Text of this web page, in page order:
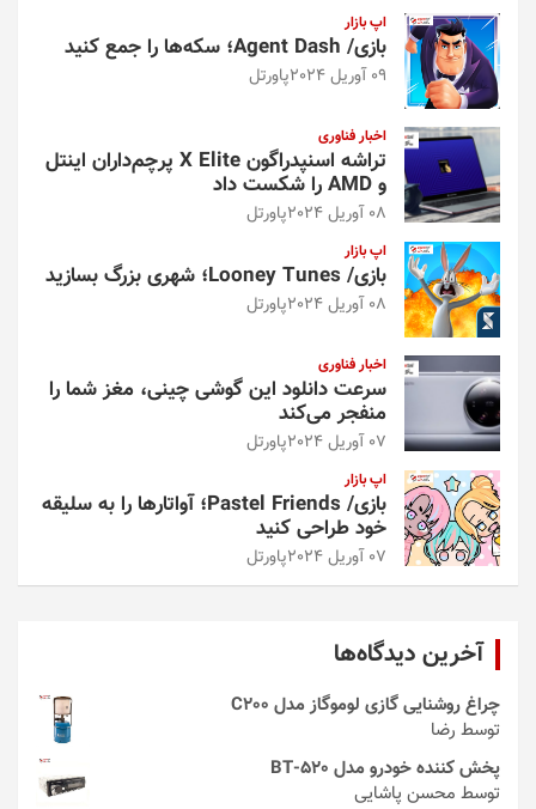
اپ بازار
بازی/ Agent Dash؛ سکه‌ها را جمع کنید
09 آوریل 2024 پاورتل
اخبار فناوری
تراشه اسنپدراگون X Elite پرچم‌داران اینتل
و AMD را شکست داد
08 آوریل 2024 پاورتل
اپ بازار
بازی/ Looney Tunes؛ شهری بزرگ بسازید
08 آوریل 2024 پاورتل
اخبار فناوری
سرعت دانلود این گوشی چینی، مغز شما را
منفجر می‌کند
07 آوریل 2024 پاورتل
اپ بازار
بازی/ Pastel Friends؛ آواتارها را به سلیقه
خود طراحی کنید
07 آوریل 2024 پاورتل
آخرین دیدگاه‌ها
چراغ روشنایی گازی لوموگاز مدل C200
توسط رضا
پخش کننده خودرو مدل 520-BT
توسط محسن پاشایی